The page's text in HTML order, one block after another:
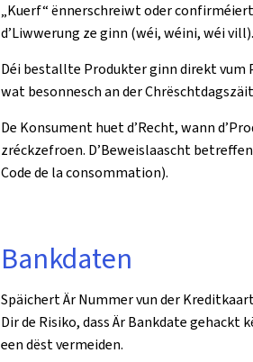
„Kuerf“ ënnerschreiwt oder
d’Liwwerung ze ginn (wéi, wéini, wéi
Déi bestallte Produkter ginn direkt vum
wat besonnesch an der
De Konsument huet d’Recht, wann
zréckzefroen. D’Beweislaascht
Code de la consommation).
Bankdaten
Späichert Är Nummer vun der
Dir de Risiko, dass Är Bankdate
een dëst vermeiden.